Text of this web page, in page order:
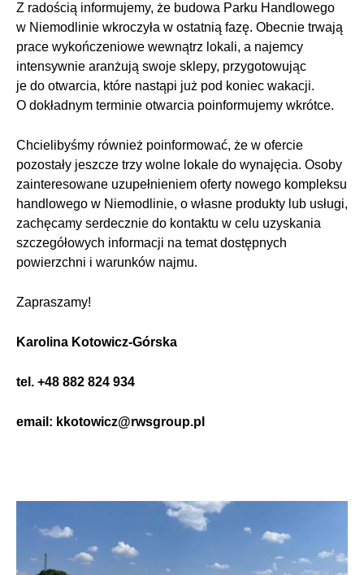
Z radością informujemy, że budowa Parku Handlowego
w Niemodlinie wkroczyła w ostatnią fazę. Obecnie trwają
prace wykończeniowe wewnątrz lokali, a najemcy
intensywnie aranżują swoje sklepy, przygotowując
je do otwarcia, które nastąpi już pod koniec wakacji.
O dokładnym terminie otwarcia poinformujemy wkrótce.
Chcielibyśmy również poinformować, że w ofercie
pozostały jeszcze trzy wolne lokale do wynajęcia. Osoby
zainteresowane uzupełnieniem oferty nowego kompleksu
handlowego w Niemodlinie, o własne produkty lub usługi,
zachęcamy serdecznie do kontaktu w celu uzyskania
szczegółowych informacji na temat dostępnych
powierzchni i warunków najmu.
Zapraszamy!
Karolina Kotowicz-Górska
tel. +48 882 824 934
email: kkotowicz@rwsgroup.pl